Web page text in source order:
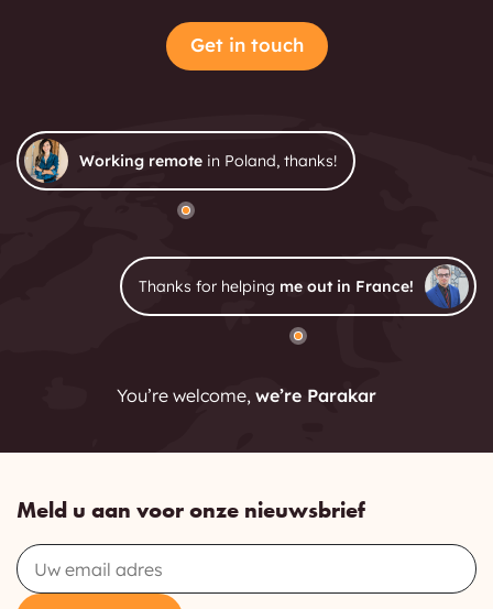
Get in touch
Working remote in Poland, thanks!
Thanks for helping me out in France!
You’re welcome, we’re Parakar
Meld u aan voor onze nieuwsbrief
Email